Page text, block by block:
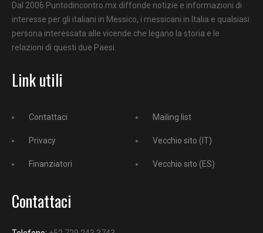
Dal 2006 Puntodincontro.mx diffonde notizie e informazioni di
interesse per gli italiani in Messico, i messicani in Italia e qualsiasi
persona interessata alle vicende che legano la storia e le
relazioni di questi due Paesi.
Link utili
Contattaci
Privacy
Finanziatori
Mailing list
Vecchio sito (IT)
Vecchio sito (ES)
Contattaci